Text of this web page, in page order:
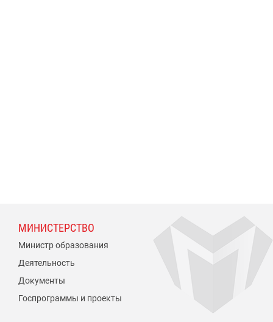
МИНИСТЕРСТВО
Министр образования
Деятельность
Документы
Госпрограммы и проекты